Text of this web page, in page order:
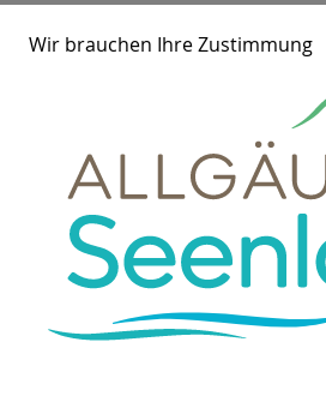
Förderband für Rodler und Skifahrer
Schlittengelände an den
Wir brauchen Ihre Zustimmung